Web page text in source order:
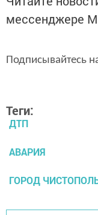
мессенджере
Подписывайтесь
Теги:
ДТП
АВАРИЯ
ГОРОД